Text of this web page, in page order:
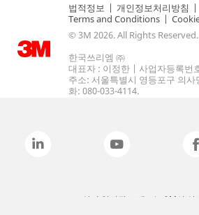
법적정보 | 개인정보처리방침 |
Terms and Conditions |
© 3M 2026. All Rights Reserved.
한국쓰리엠 ㈜
대표자 : 이정한 | 사업자등록번
주소: 서울특별시 영등포구 의
화: 080-033-4114.
상기 열거된 브랜드는 3M의 상